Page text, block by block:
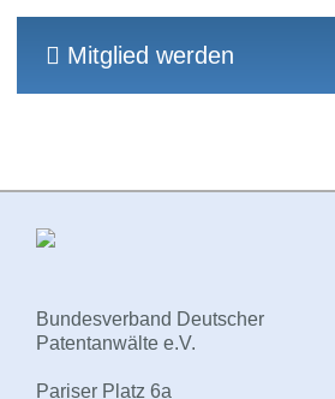
Mitglied werden
Bundesverband Deutscher
Patentanwälte e.V.
Pariser Platz 6a